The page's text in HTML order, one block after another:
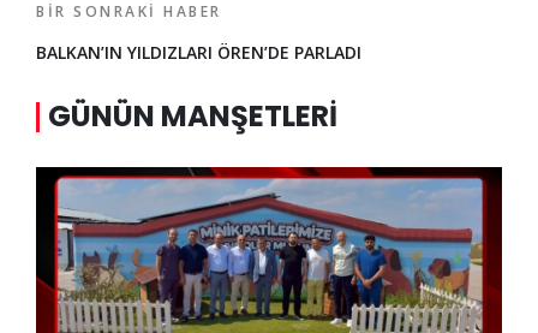
BIR SONRAKI HABER
BALKAN’IN YILDIZLARI ÖREN’DE PARLADI
GÜNÜN MANŞETLERI